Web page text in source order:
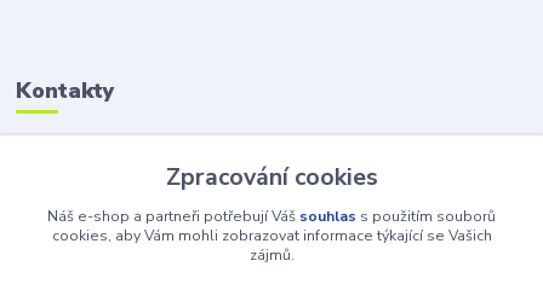
Kontakty
Petr Šolin
+420 734 550 550
(Po-Pá, 8-17 hod.) So, 8-12
Zpracování cookies
Náš e-shop a partneři potřebují Váš souhlas s použitím souborů
cookies, aby Vám mohli zobrazovat informace týkající se Vašich
zájmů.